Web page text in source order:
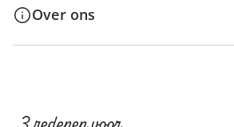
Over ons